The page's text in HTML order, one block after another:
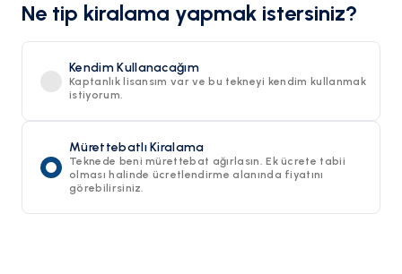
Ne tip kiralama yapmak istersiniz?
Kendim Kullanacağım
Kaptanlık lisansım var ve bu tekneyi kendim kullanmak
istiyorum.
Mürettebatlı Kiralama
Teknede beni mürettebat ağırlasın. Ek ücrete tabii
olması halinde ücretlendirme alanında fiyatını
görebilirsiniz.